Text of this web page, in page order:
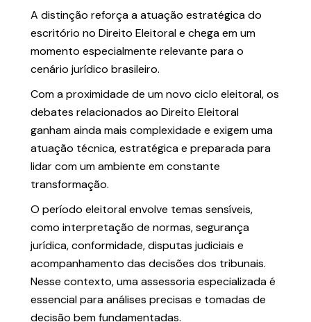
A distinção reforça a atuação estratégica do
escritório no Direito Eleitoral e chega em um
momento especialmente relevante para o
cenário jurídico brasileiro.
Com a proximidade de um novo ciclo eleitoral, os
debates relacionados ao Direito Eleitoral
ganham ainda mais complexidade e exigem uma
atuação técnica, estratégica e preparada para
lidar com um ambiente em constante
transformação.
O período eleitoral envolve temas sensíveis,
como interpretação de normas, segurança
jurídica, conformidade, disputas judiciais e
acompanhamento das decisões dos tribunais.
Nesse contexto, uma assessoria especializada é
essencial para análises precisas e tomadas de
decisão bem fundamentadas.